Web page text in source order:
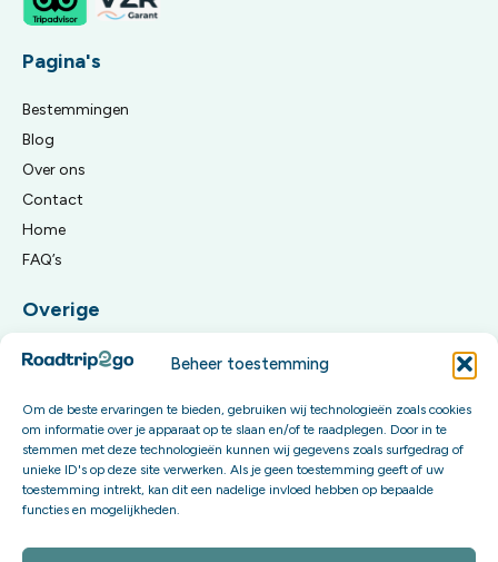
Beheer toestemming
Om de beste ervaringen te bieden, gebruiken wij technologieën zoals cookies
om informatie over je apparaat op te slaan en/of te raadplegen. Door in te
stemmen met deze technologieën kunnen wij gegevens zoals surfgedrag of
unieke ID's op deze site verwerken. Als je geen toestemming geeft of uw
toestemming intrekt, kan dit een nadelige invloed hebben op bepaalde
functies en mogelijkheden.
Pagina's
Bestemmingen
Blog
Over ons
Contact
Home
FAQ’s
Overige
Algemene reisvoorwaarden
Meld je aan voor onze updates
Word onderdeel van onze community en krijg exclusieve
content én invloed op onze toekomstige boekingsopties.